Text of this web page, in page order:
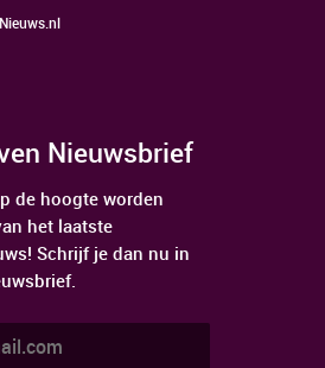
Nieuwsbrief
de hoogte worden
het laatste
Schrijf je dan nu in